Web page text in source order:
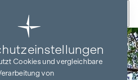
Cookies und vergleichbare
von